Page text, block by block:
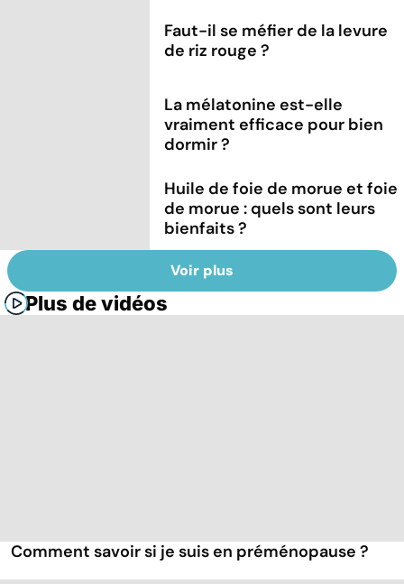
Faut-il se méfier de la levure
de riz rouge ?
La mélatonine est-elle
vraiment efficace pour bien
dormir ?
Huile de foie de morue et foie
de morue : quels sont leurs
bienfaits ?
Voir plus
Plus de vidéos
Comment savoir si je suis en préménopause ?